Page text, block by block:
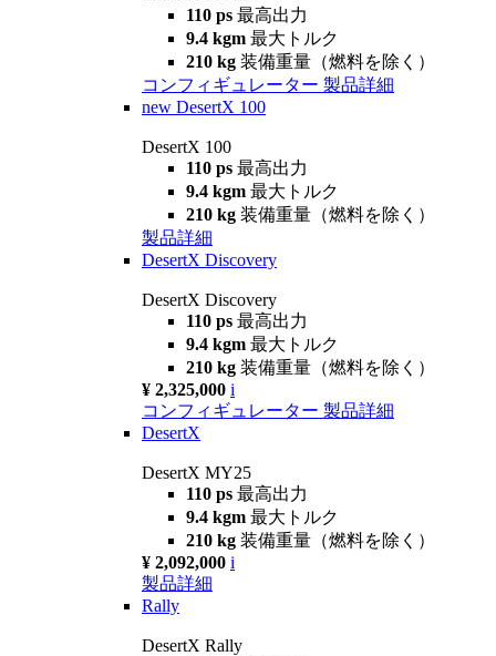
110 ps 最高出力
9.4 kgm 最大トルク
210 kg 装備重量（燃料を除く）
コンフィギュレーター 製品詳細
new DesertX 100
DesertX 100
110 ps 最高出力
9.4 kgm 最大トルク
210 kg 装備重量（燃料を除く）
製品詳細
DesertX Discovery
DesertX Discovery
110 ps 最高出力
9.4 kgm 最大トルク
210 kg 装備重量（燃料を除く）
¥ 2,325,000 i
コンフィギュレーター 製品詳細
DesertX
DesertX MY25
110 ps 最高出力
9.4 kgm 最大トルク
210 kg 装備重量（燃料を除く）
¥ 2,092,000 i
製品詳細
Rally
DesertX Rally